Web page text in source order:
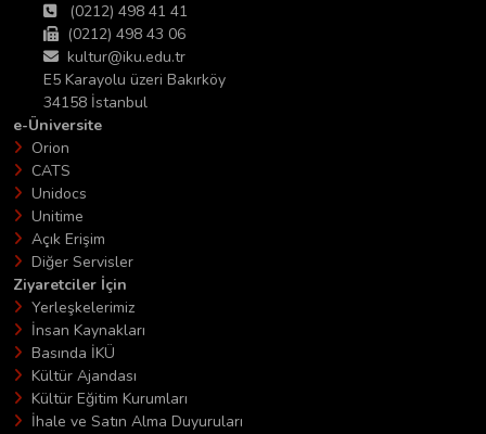
(0212) 498 41 41
(0212) 498 43 06
kultur@iku.edu.tr
E5 Karayolu üzeri Bakırköy
34158 İstanbul
e-Üniversite
Orion
CATS
Unidocs
Unitime
Açık Erişim
Diğer Servisler
Ziyaretciler İçin
Yerleşkelerimiz
İnsan Kaynakları
Basında İKÜ
Kültür Ajandası
Kültür Eğitim Kurumları
İhale ve Satın Alma Duyuruları